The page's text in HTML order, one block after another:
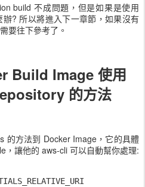
build 不成問題，但是如果是使用
? 所以將進入下一章節，如果沒有
要往下參考了。
Build Image 使用
的方法
的方法到 Docker Image，它的具體
，讓他的 aws-cli 可以自動幫你處理: